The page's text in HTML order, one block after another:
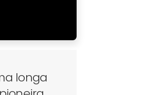
longa